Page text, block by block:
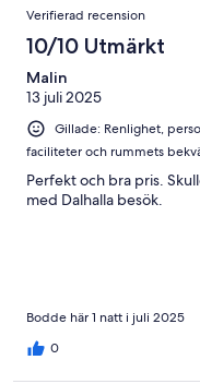
Verifierad recension
10/10 Utmärkt
Malin
13 juli 2025
Gillade: Renlighet,
faciliteter och rummets
Perfekt och bra pris.
med Dalhalla besök.
Bodde här 1 natt i juli 2025
0